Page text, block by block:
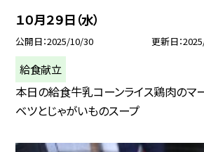
１０月２９日（水）
公開日 2025/10/30 更新日
給食献立
本日の給食牛乳コーンライス鶏肉のマ
ベツとじゃがいものスープ